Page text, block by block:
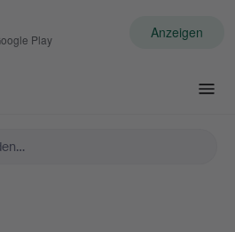
Play Anzeigen